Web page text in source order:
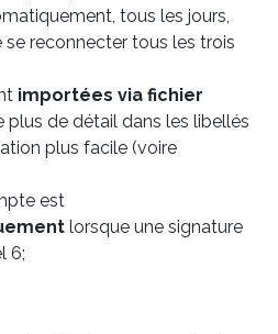
tous les jours,
se reconnecter tous les trois
importées via fichier
plus de détail dans les libellés
plus facile (voire
est
lorsque une signature
6;